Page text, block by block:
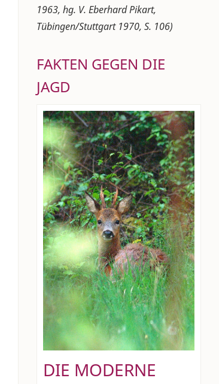
1963, hg. V. Eberhard Pikart,
Tübingen/Stuttgart 1970, S. 106)
FAKTEN GEGEN DIE
JAGD
DIE MODERNE